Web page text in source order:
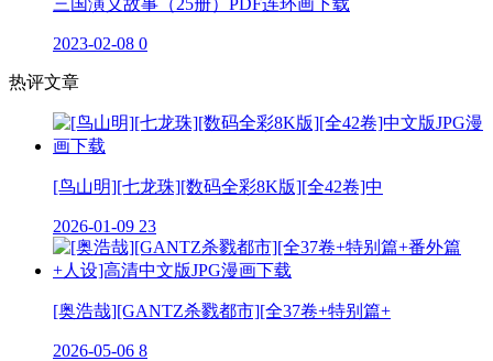
2023-02-08 0
热评文章
[鸟山明][七龙珠][数码全彩8K版][全42卷]中
2026-01-09 23
[奥浩哉][GANTZ杀戮都市][全37卷+特别篇+
2026-05-06 8